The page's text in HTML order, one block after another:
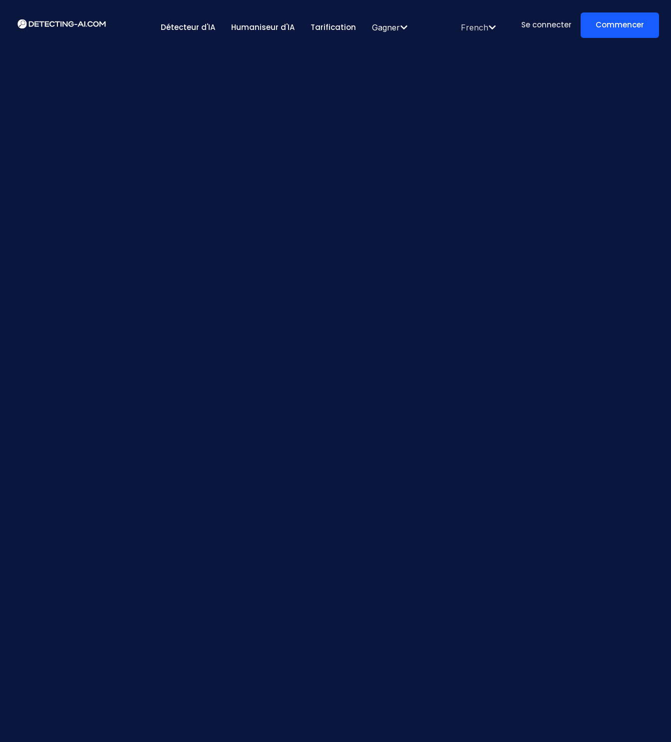
Détecteur d'IA Humaniseur d'IA Tarification Gagner French Se connecter Commencer